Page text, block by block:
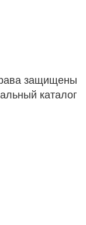
защищены
каталог